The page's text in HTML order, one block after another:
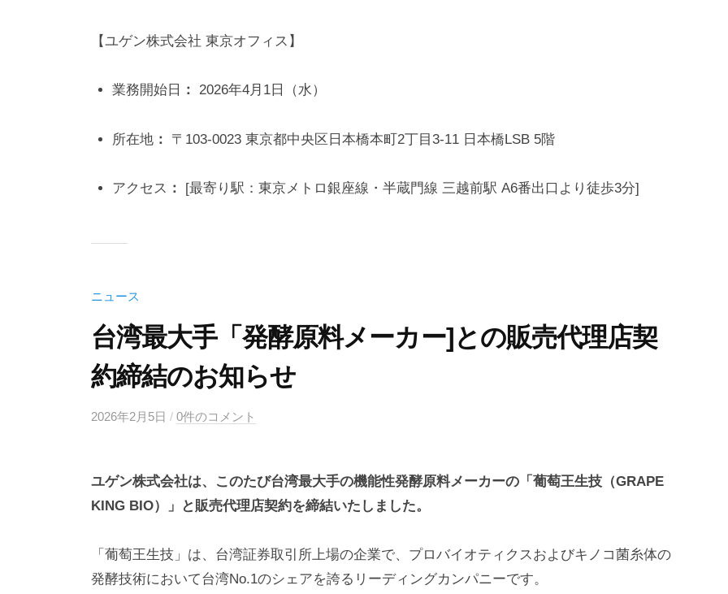
【ユゲン株式会社 東京オフィス】
業務開始日 ： 2026年4月1日（水）
所在地： 〒103-0023 東京都中央区日本橋本町2丁目3-11 日本橋LSB 5階
アクセス ： [最寄り駅：東京メトロ銀座線・半蔵門線 三越前駅 A6番出口より徒歩3分]
ニュース
台湾最大手「発酵原料メーカー]との販売代理店契
約締結のお知らせ
2026年2月5日 b
a
b
y
/ 0件のコメント
ユゲン株式会社は、このたび台湾最大手の機能性発酵原料メーカーの「葡萄王生技（GRAPE
KING BIO）」と販売代理店契約を締結いたしました。
「葡萄王生技」は、台湾証券取引所上場の企業で、プロバイオティクスおよびキノコ菌糸体の
発酵技術において台湾No.1のシェアを誇るリーディングカンパニーです。